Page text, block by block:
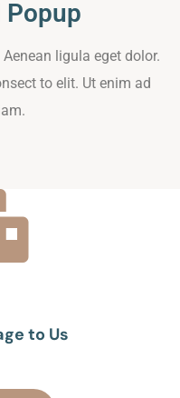
ligula eget dolor.
to elit. Ut enim ad
to Us